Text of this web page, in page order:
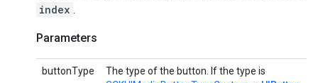
index .
Parameters
buttonType
The type of the button. If the type is